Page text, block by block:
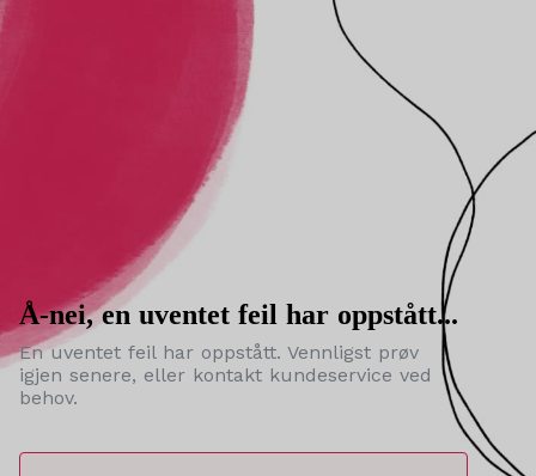
Å-nei, en uventet feil har oppstått...
En uventet feil har oppstått. Vennligst prøv
igjen senere, eller kontakt kundeservice ved
behov.